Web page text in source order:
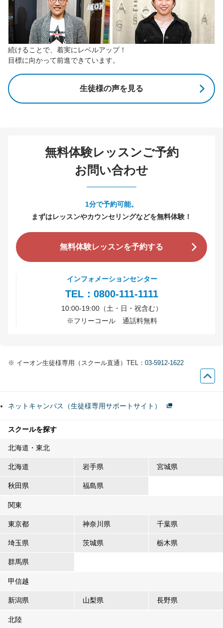
続けることで、着実にレベルアップ！
目標に向かって前進できています。
生徒様の声を見る
無料体験レッスンご予約
お問い合わせ
1分で予約可能。
まずはレッスンやカウンセリングなどを無料体験！
無料体験レッスンを予約する
インフォメーションセンター
TEL：0800-111-1111
10:00-19:00（土・日・祝含む）
※フリーコール 通話料無料
※ イーオン生徒様専用（スクール直通）TEL： 03-5912-1622
ネットキャンパス（生徒様専用サポートサイト）
スクールを探す
北海道・東北
北海道 岩手県 宮城県
秋田県 福島県
関東
東京都 神奈川県 千葉県
埼玉県 茨城県 栃木県
群馬県
甲信越
新潟県 山梨県 長野県
北陸